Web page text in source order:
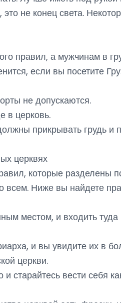
не конец света.
правил, а мужчинам в
если вы посетите
не допускаются.
в церковь.
прикрывать грудь и
церквях
которые разделены
всем. Ниже вы найдете
местом, и входить
и вы увидите их в
церкви.
старайтесь вести себя